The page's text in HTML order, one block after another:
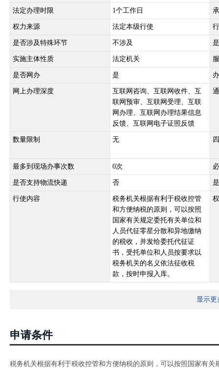
法定办理时限 1个工作日
权力来源 法定本级行使
是否涉及特殊环节 不涉及
实施主体性质 法定机关
是否网办 是
网上办理深度
互联网咨询、互联网收件、互
联网预审、互联网受理、互联
网办理、互联网办理结果信息
反馈、互联网电子证照反馈
数量限制 无
最多到现场办事次数 0次
是否支持物流快递 否
行使内容
税务机关根据有利于税收控管
和方便纳税的原则，可以按照
国家有关规定委托有关单位和
人员代征零星分散和异地缴纳
的税收，并发给委托代征证
书，受托单位和人员按要求以
税务机关的名义依法征收税
款，按时申报入库。
显示更
申请条件
税务机关根据有利于税收控管和方便纳税的原则，可以按照国家有